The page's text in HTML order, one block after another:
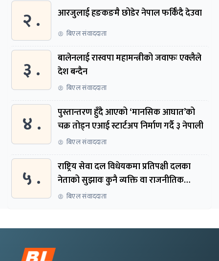
२ . आरजुलाई हङकङमै छोडेर नेपाल फर्किँदै देउवा
बिएल संवाददाता
३ .
बालेनलाई रास्वपा महामन्त्रीको जवाफः एक्लैले
देश बन्दैन
बिएल संवाददाता
४ .
पुस्तान्तरण हुँदै आएको ‘मानसिक आघात’को
चक्र तोड्न एआई स्टार्टअप निर्माण गर्दै ३ नेपाली
बिएल संवाददाता
५ .
राष्ट्रिय सेवा दल विधेयकमा प्रतिपक्षी दलका
नेताको सुझावः कुनै व्यक्ति वा राजनीतिक
नेतृत्वबाट निर्देशित हुने संस्था नबनोस्
बिएल संवाददाता